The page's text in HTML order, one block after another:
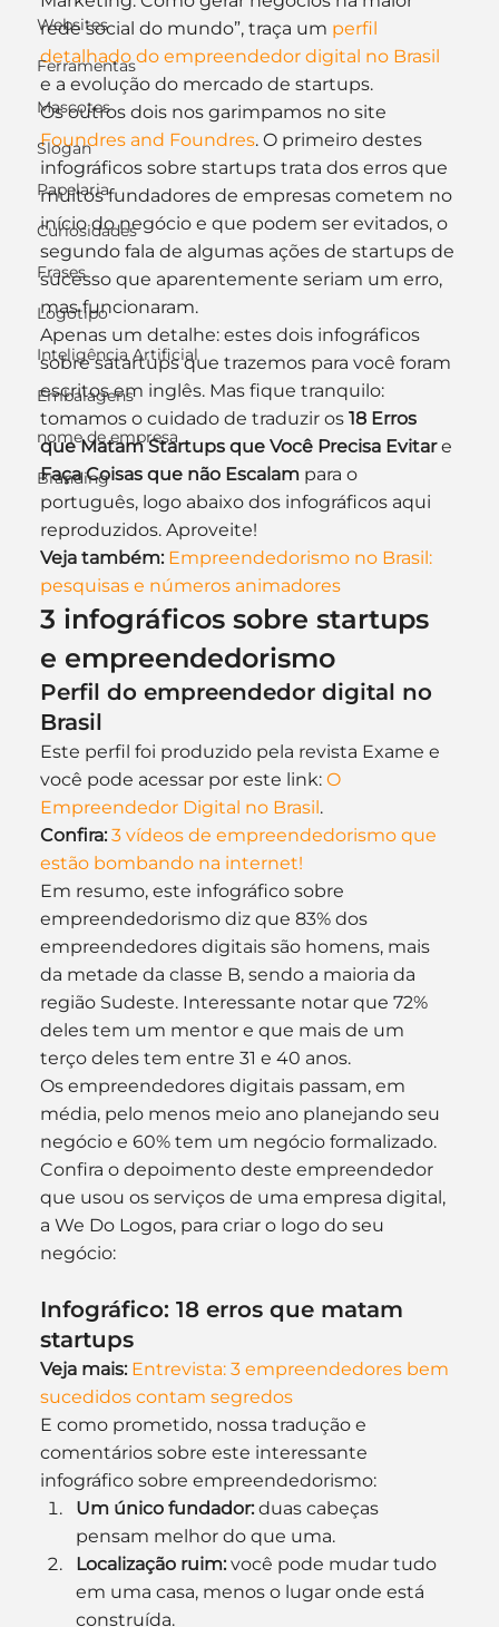
Websites
Ferramentas
Mascotes
Slogan
Papelaria
Curiosidades
Frases
Logotipo
Inteligência Artificial
Embalagens
nome de empresa
Branding
rede social do mundo”, traça um perfil
detalhado do empreendedor digital no Brasil
e a evolução do mercado de startups.
Os outros dois nos garimpamos no site
Foundres and Foundres. O primeiro destes
infográficos sobre startups trata dos erros que
muitos fundadores de empresas cometem no
início do negócio e que podem ser evitados, o
segundo fala de algumas ações de startups de
sucesso que aparentemente seriam um erro,
mas funcionaram.
Apenas um detalhe: estes dois infográficos
sobre satartups que trazemos para você foram
escritos em inglês. Mas fique tranquilo:
tomamos o cuidado de traduzir os 18 Erros
que Matam Startups que Você Precisa Evitar e
Faça Coisas que não Escalam para o
português, logo abaixo dos infográficos aqui
reproduzidos. Aproveite!
Veja também: Empreendedorismo no Brasil:
pesquisas e números animadores
3 infográficos sobre startups
e empreendedorismo
Perfil do empreendedor digital no
Brasil
Este perfil foi produzido pela revista Exame e
você pode acessar por este link: O
Empreendedor Digital no Brasil.
Confira: 3 vídeos de empreendedorismo que
estão bombando na internet!
Em resumo, este infográfico sobre
empreendedorismo diz que 83% dos
empreendedores digitais são homens, mais
da metade da classe B, sendo a maioria da
região Sudeste. Interessante notar que 72%
deles tem um mentor e que mais de um
terço deles tem entre 31 e 40 anos.
Os empreendedores digitais passam, em
média, pelo menos meio ano planejando seu
negócio e 60% tem um negócio formalizado.
Confira o depoimento deste empreendedor
que usou os serviços de uma empresa digital,
a We Do Logos, para criar o logo do seu
negócio:
Infográfico: 18 erros que matam
startups
Veja mais: Entrevista: 3 empreendedores bem
sucedidos contam segredos
E como prometido, nossa tradução e
comentários sobre este interessante
infográfico sobre empreendedorismo:
Um único fundador: duas cabeças
pensam melhor do que uma.
Localização ruim: você pode mudar tudo
em uma casa, menos o lugar onde está
construída.